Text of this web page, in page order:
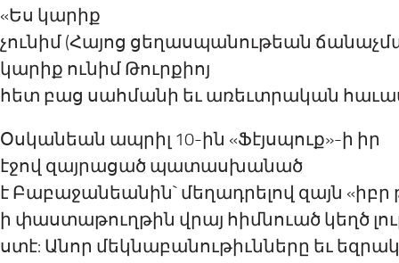
«Ես կարիք
չունիմ (Հայոց ցեղասպանութեան
կարիք ունիմ Թուրքիոյ
հետ բաց սահման ի եւ առեւտրական
Օսկանեան ապրիլ 10-ին «Ֆէյսպուք»-ի իր
էջով զայրացած պատասխանած
է Բաբաջանեանին` մեղադրելով զայն «իբր
ի փաստաթուղթին վրայ հիմնուած կեղծ
ստէ: Անոր մեկնաբանութիւնները եւ